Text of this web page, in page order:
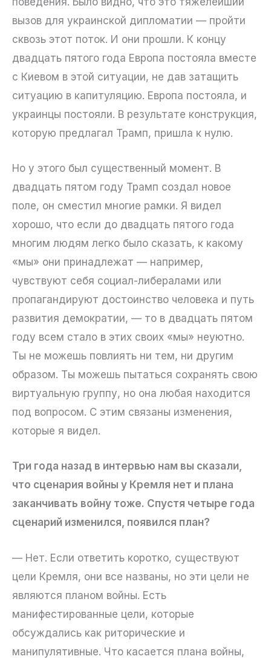
вызов для украинской дипломатии — пройти
сквозь этот поток. И они прошли. К концу
двадцать пятого года Европа постояла вместе
с Киевом в этой ситуации, не дав затащить
ситуацию в капитуляцию. Европа постояла, и
украинцы постояли. В результате конструкция,
которую предлагал Трамп, пришла к нулю.
Но у этого был существенный момент. В
двадцать пятом году Трамп создал новое
поле, он сместил многие рамки. Я видел
хорошо, что если до двадцать пятого года
многим людям легко было сказать, к какому
«мы» они принадлежат — например,
чувствуют себя социал-либералами или
пропагандируют достоинство человека и путь
развития демократии, — то в двадцать пятом
году всем стало в этих своих «мы» неуютно.
Ты не можешь повлиять ни тем, ни другим
образом. Ты можешь пытаться сохранять свою
виртуальную группу, но она любая находится
под вопросом. С этим связаны изменения,
которые я видел.
Три года назад в интервью нам вы сказали,
что сценария войны у Кремля нет и плана
заканчивать войну тоже. Спустя четыре года
сценарий изменился, появился план?
— Нет. Если ответить коротко, существуют
цели Кремля, они все названы, но эти цели не
являются планом войны. Есть
манифестированные цели, которые
обсуждались как риторические и
манипулятивные. Что касается плана войны,